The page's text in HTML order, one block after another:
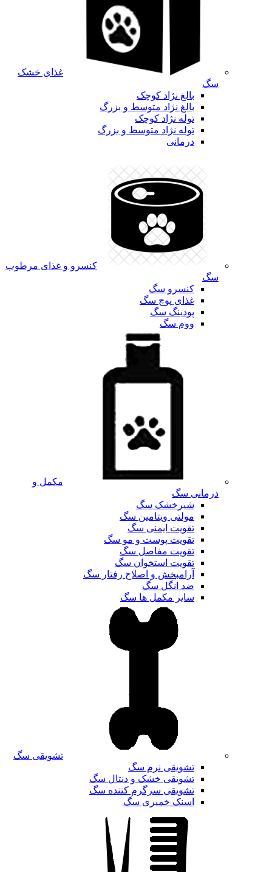
غذای خشک
سگ
بالغ نژاد کوچک
بالغ نژاد متوسط و بزرگ
توله نژاد کوچک
توله نژاد متوسط و بزرگ
درمانی
کنسرو و غذای مرطوب
سگ
کنسرو سگ
غذای پوچ سگ
پودینگ سگ
ووم سگ
مکمل و
درمانی سگ
شیرخشک سگ
مولتی ویتامین سگ
تقویت ایمنی سگ
تقویت پوست و مو سگ
تقویت مفاصل سگ
تقویت استخوان سگ
آرامبخش و اصلاح رفتار سگ
ضد انگل سگ
سایر مکمل ها سگ
تشویقی سگ
تشویقی نرم سگ
تشویقی خشک و دنتال سگ
تشویقی سرگرم کننده سگ
اسنک خمیری سگ